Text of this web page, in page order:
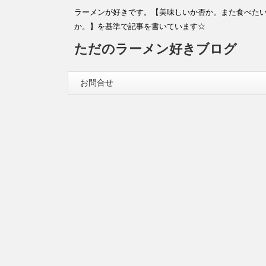
ラーメンが好きです。【美味しいか否か。また食べた
か。】を基準で記事を書いています☆
ただのラーメン好きブログ
お問合せ